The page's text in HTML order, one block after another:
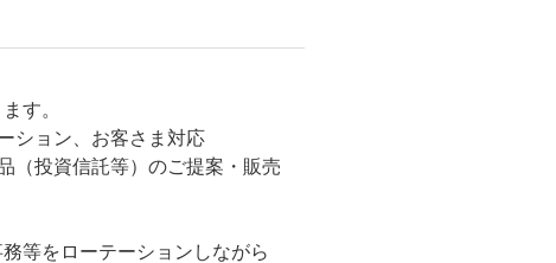
す。
ション、お客さま対応
（投資信託等）のご提案・販売
等をローテーションしながら